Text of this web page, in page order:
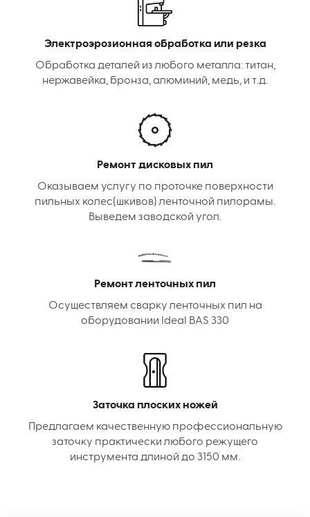
Электроэрозионная обработка или резка
Обработка деталей из любого металла: титан,
нержавейка, бронза, алюминий, медь, и т.д.
Ремонт дисковых пил
Оказываем услугу по проточке поверхности
пильных колес(шкивов) ленточной пилорамы.
Выведем заводской угол.
Ремонт ленточных пил
Осуществляем сварку ленточных пил на
оборудовании Ideal BAS 330
Заточка плоских ножей
Предлагаем качественную профессиональную
заточку практически любого режущего
инструмента длиной до 3150 мм.